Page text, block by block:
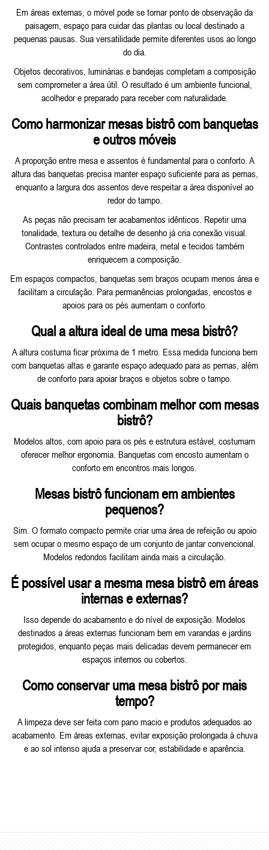
Em áreas externas, o móvel pode se tornar ponto de observação da
paisagem, espaço para cuidar das plantas ou local destinado a
pequenas pausas. Sua versatilidade permite diferentes usos ao longo
do dia.
Objetos decorativos, luminárias e bandejas completam a composição
sem comprometer a área útil. O resultado é um ambiente funcional,
acolhedor e preparado para receber com naturalidade.
Como harmonizar mesas bistrô com banquetas
e outros móveis
A proporção entre mesa e assentos é fundamental para o conforto. A
altura das banquetas precisa manter espaço suficiente para as pernas,
enquanto a largura dos assentos deve respeitar a área disponível ao
redor do tampo.
As peças não precisam ter acabamentos idênticos. Repetir uma
tonalidade, textura ou detalhe de desenho já cria conexão visual.
Contrastes controlados entre madeira, metal e tecidos também
enriquecem a composição.
Em espaços compactos, banquetas sem braços ocupam menos área e
facilitam a circulação. Para permanências prolongadas, encostos e
apoios para os pés aumentam o conforto.
Qual a altura ideal de uma mesa bistrô?
A altura costuma ficar próxima de 1 metro. Essa medida funciona bem
com banquetas altas e garante espaço adequado para as pernas, além
de conforto para apoiar braços e objetos sobre o tampo.
Quais banquetas combinam melhor com mesas
bistrô?
Modelos altos, com apoio para os pés e estrutura estável, costumam
oferecer melhor ergonomia. Banquetas com encosto aumentam o
conforto em encontros mais longos.
Mesas bistrô funcionam em ambientes
pequenos?
Sim. O formato compacto permite criar uma área de refeição ou apoio
sem ocupar o mesmo espaço de um conjunto de jantar convencional.
Modelos redondos facilitam ainda mais a circulação.
É possível usar a mesma mesa bistrô em áreas
internas e externas?
Isso depende do acabamento e do nível de exposição. Modelos
destinados a áreas externas funcionam bem em varandas e jardins
protegidos, enquanto peças mais delicadas devem permanecer em
espaços internos ou cobertos.
Como conservar uma mesa bistrô por mais
tempo?
A limpeza deve ser feita com pano macio e produtos adequados ao
acabamento. Em áreas externas, evitar exposição prolongada à chuva
e ao sol intenso ajuda a preservar cor, estabilidade e aparência.